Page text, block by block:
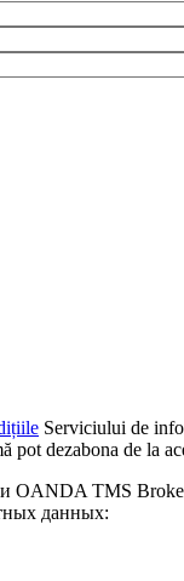
Serviciului de
pot dezabona de la
OANDA TMS
данных: